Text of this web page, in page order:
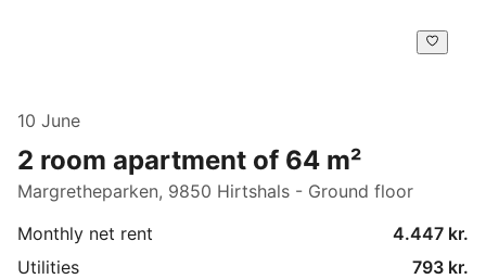
10 June
2 room apartment of 64 m²
Margretheparken, 9850 Hirtshals - Ground floor
Monthly net rent
4.447 kr.
Utilities
793 kr.